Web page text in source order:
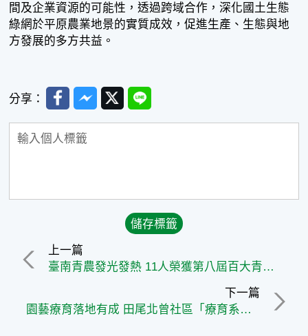
間及企業資源的可能性，透過跨域合作，深化國土生態
綠網於平原農業地景的實質成效，促進生產、生態與地
方發展的多方共益。
分享： FacebookMessenger
TwitterLine
上一篇
臺南青農發光發熱 11人榮獲第八屆百大青農殊榮
下一篇
園藝療育落地有成 田尾北曾社區「療育系」公園獲獎